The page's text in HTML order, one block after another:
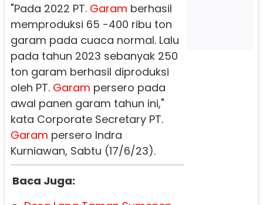
"Pada 2022 PT. Garam berhasil
memproduksi 65 -400 ribu ton
garam pada cuaca normal. Lalu
pada tahun 2023 sebanyak 250
ton garam berhasil diproduksi
oleh PT. Garam persero pada
awal panen garam tahun ini,"
kata Corporate Secretary PT.
Garam persero Indra
Kurniawan, Sabtu (17/6/23).
Baca Juga: